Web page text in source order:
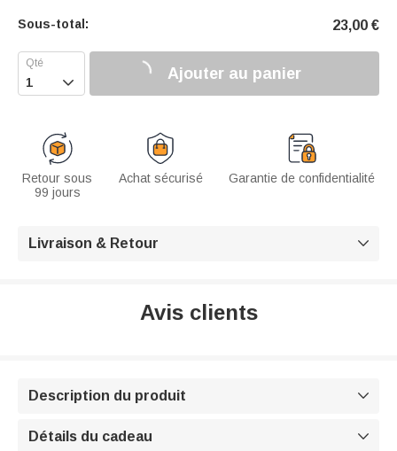
Sous-total: 23,00 €
 Ajouter au panier
Retour sous
99 jours
Achat sécurisé Garantie de confidentialité
Livraison & Retour 
Avis clients
Description du produit 
Détails du cadeau 